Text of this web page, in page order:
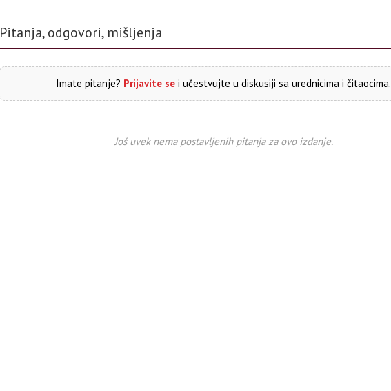
Pitanja, odgovori, mišljenja
Imate pitanje? Prijavite se i učestvujte u diskusiji sa urednicima i čitaocima.
Još uvek nema postavljenih pitanja za ovo izdanje.